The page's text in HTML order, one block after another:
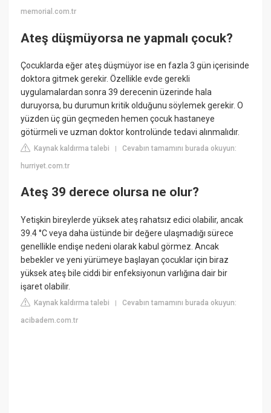
memorial.com.tr
Ateş düşmüyorsa ne yapmalı çocuk?
Çocuklarda eğer ateş düşmüyor ise en fazla 3 gün içerisinde
doktora gitmek gerekir. Özellikle evde gerekli
uygulamalardan sonra 39 derecenin üzerinde hala
duruyorsa, bu durumun kritik olduğunu söylemek gerekir. O
yüzden üç gün geçmeden hemen çocuk hastaneye
götürmeli ve uzman doktor kontrolünde tedavi alınmalıdır.
Kaynak kaldırma talebi |Cevabın tamamını burada okuyun:
hurriyet.com.tr
Ateş 39 derece olursa ne olur?
Yetişkin bireylerde yüksek ateş rahatsız edici olabilir, ancak
39.4 °C veya daha üstünde bir değere ulaşmadığı sürece
genellikle endişe nedeni olarak kabul görmez. Ancak
bebekler ve yeni yürümeye başlayan çocuklar için biraz
yüksek ateş bile ciddi bir enfeksiyonun varlığına dair bir
işaret olabilir.
Kaynak kaldırma talebi |Cevabın tamamını burada okuyun:
acibadem.com.tr